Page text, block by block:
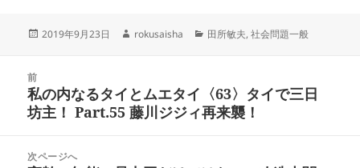
投
2019年9月23日
作
rokusaisha
カ
ー
田所敏夫,社会問題一般
前
前
の
稿:
私の内なるタイとムエタイ〈63〉タイで三日
坊主！ Part.55 藤川ジジィ再来襲！
次ページへ